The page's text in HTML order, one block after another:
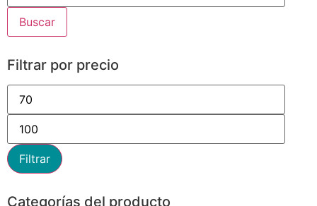
Buscar
Filtrar por precio
Filtrar
Categorías del producto